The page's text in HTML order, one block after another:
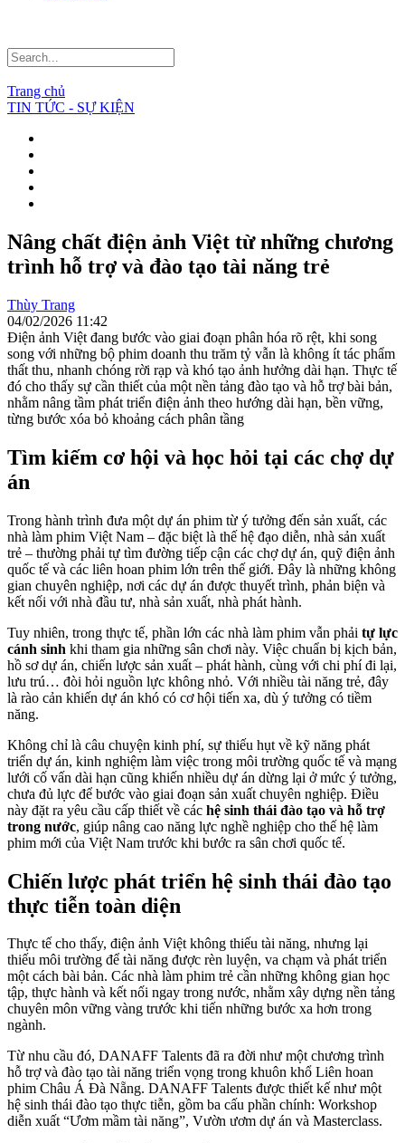
Trang chủ
TIN TỨC - SỰ KIỆN
Nâng chất điện ảnh Việt từ những chương
trình hỗ trợ và đào tạo tài năng trẻ
Thùy Trang
04/02/2026 11:42
Điện ảnh Việt đang bước vào giai đoạn phân hóa rõ rệt, khi song
song với những bộ phim doanh thu trăm tỷ vẫn là không ít tác phẩm
thất thu, nhanh chóng rời rạp và khó tạo ảnh hưởng dài hạn. Thực tế
đó cho thấy sự cần thiết của một nền tảng đào tạo và hỗ trợ bài bản,
nhằm nâng tầm phát triển điện ảnh theo hướng dài hạn, bền vững,
từng bước xóa bỏ khoảng cách phân tầng
Tìm kiếm cơ hội và học hỏi tại các chợ dự
án
Trong hành trình đưa một dự án phim từ ý tưởng đến sản xuất, các
nhà làm phim Việt Nam – đặc biệt là thế hệ đạo diễn, nhà sản xuất
trẻ – thường phải tự tìm đường tiếp cận các chợ dự án, quỹ điện ảnh
quốc tế và các liên hoan phim lớn trên thế giới. Đây là những không
gian chuyên nghiệp, nơi các dự án được thuyết trình, phản biện và
kết nối với nhà đầu tư, nhà sản xuất, nhà phát hành.
Tuy nhiên, trong thực tế, phần lớn các nhà làm phim vẫn phải tự lực
cánh sinh khi tham gia những sân chơi này. Việc chuẩn bị kịch bản,
hồ sơ dự án, chiến lược sản xuất – phát hành, cùng với chi phí đi lại,
lưu trú… đòi hỏi nguồn lực không nhỏ. Với nhiều tài năng trẻ, đây
là rào cản khiến dự án khó có cơ hội tiến xa, dù ý tưởng có tiềm
năng.
Không chỉ là câu chuyện kinh phí, sự thiếu hụt về kỹ năng phát
triển dự án, kinh nghiệm làm việc trong môi trường quốc tế và mạng
lưới cố vấn dài hạn cũng khiến nhiều dự án dừng lại ở mức ý tưởng,
chưa đủ lực để bước vào giai đoạn sản xuất chuyên nghiệp. Điều
này đặt ra yêu cầu cấp thiết về các hệ sinh thái đào tạo và hỗ trợ
trong nước, giúp nâng cao năng lực nghề nghiệp cho thế hệ làm
phim mới của Việt Nam trước khi bước ra sân chơi quốc tế.
Chiến lược phát triển hệ sinh thái đào tạo
thực tiễn toàn diện
Thực tế cho thấy, điện ảnh Việt không thiếu tài năng, nhưng lại
thiếu môi trường để tài năng được rèn luyện, va chạm và phát triển
một cách bài bản. Các nhà làm phim trẻ cần những không gian học
tập, thực hành và kết nối ngay trong nước, nhằm xây dựng nền tảng
chuyên môn vững vàng trước khi tiến những bước xa hơn trong
ngành.
Từ nhu cầu đó, DANAFF Talents đã ra đời như một chương trình
hỗ trợ và đào tạo tài năng triển vọng trong khuôn khổ Liên hoan
phim Châu Á Đà Nẵng. DANAFF Talents được thiết kế như một
hệ sinh thái đào tạo thực tiễn, gồm ba cấu phần chính: Workshop
diễn xuất “Ươm mầm tài năng”, Vườn ươm dự án và Masterclass.